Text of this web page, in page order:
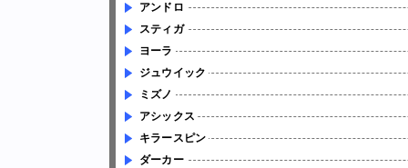
アンドロ
スティガ
ヨーラ
ジュウイック
ミズノ
アシックス
キラースピン
ダーカー